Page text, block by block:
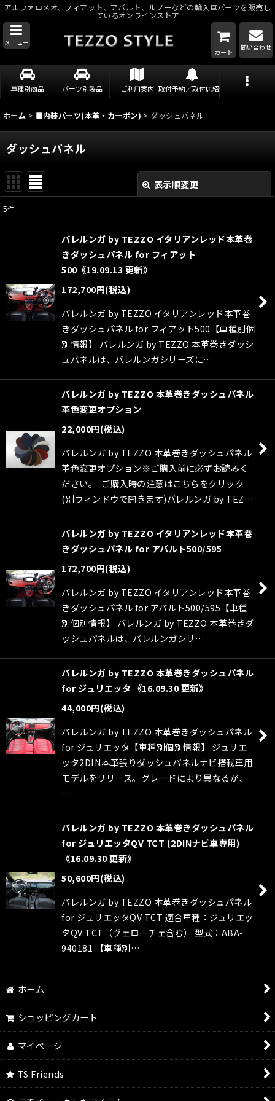
アルファロメオ、フィアット、アバルト、ルノーなどの輸入車パーツを販売し
ているオンラインストア
メニュー
カート
問い合わせ
車種別商品 パーツ別製品 ご利用案内 取付予約／取付店紹介
ホーム > ■内装パーツ(本革・カーボン) > ダッシュパネル
ダッシュパネル
表示順変更
絞り込む
5件
バレルンガ by TEZZO イタリアンレッド本革巻
きダッシュパネル for フィアット
500《19.09.13 更新》
172,700円(税込)
バレルンガ by TEZZO イタリアンレッド本革巻
きダッシュパネル for フィアット500【車種別個
別情報】 バレルンガ by TEZZO 本革巻きダッシ
ュパネルは、バレルンガシリーズに…
バレルンガ by TEZZO 本革巻きダッシュパネル
革色変更オプション
22,000円(税込)
バレルンガ by TEZZO 本革巻きダッシュパネル
革色変更オプション※ご購入前に必ずお読みく
ださい。 ご購入時の注意はこちらをクリック
(別ウィンドウで開きます)バレルンガ by TEZ…
バレルンガ by TEZZO イタリアンレッド本革巻
きダッシュパネル for アバルト500/595
172,700円(税込)
バレルンガ by TEZZO イタリアンレッド本革巻
きダッシュパネル for アバルト500/595【車種
別個別情報】 バレルンガ by TEZZO 本革巻きダ
ッシュパネルは、バレルンガシリ…
バレルンガ by TEZZO 本革巻きダッシュパネル
for ジュリエッタ 《16.09.30 更新》
44,000円(税込)
バレルンガ by TEZZO 本革巻きダッシュパネル
for ジュリエッタ【車種別個別情報】 ジュリエ
ッタ2DIN本革張りダッシュパネルナビ搭載車用
モデルをリリース。グレードにより異なるが、
…
バレルンガ by TEZZO 本革巻きダッシュパネル
for ジュリエッタQV TCT (2DINナビ車専用)
《16.09.30 更新》
50,600円(税込)
バレルンガ by TEZZO 本革巻きダッシュパネル
for ジュリエッタQV TCT 適合車種：ジュリエッ
タQV TCT（ヴェローチェ含む） 型式：ABA-
940181 【車種別…
ホーム
ショッピングカート
マイページ
TS Friends